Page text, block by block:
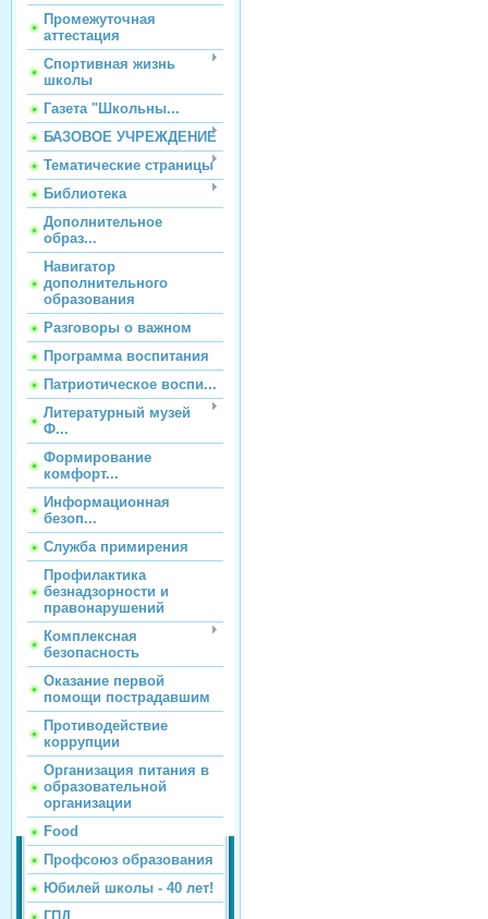
Промежуточная
аттестация
Спортивная жизнь
школы
Газета "Школьны...
БАЗОВОЕ УЧРЕЖДЕНИЕ
Тематические страницы
Библиотека
Дополнительное
образ...
Навигатор
дополнительного
образования
Разговоры о важном
Программа воспитания
Патриотическое воспи...
Литературный музей
Ф...
Формирование
комфорт...
Информационная
безоп...
Служба примирения
Профилактика
безнадзорности и
правонарушений
Комплексная
безопасность
Оказание первой
помощи пострадавшим
Противодействие
коррупции
Организация питания в
образовательной
организации
Food
Профсоюз образования
Юбилей школы - 40 лет!